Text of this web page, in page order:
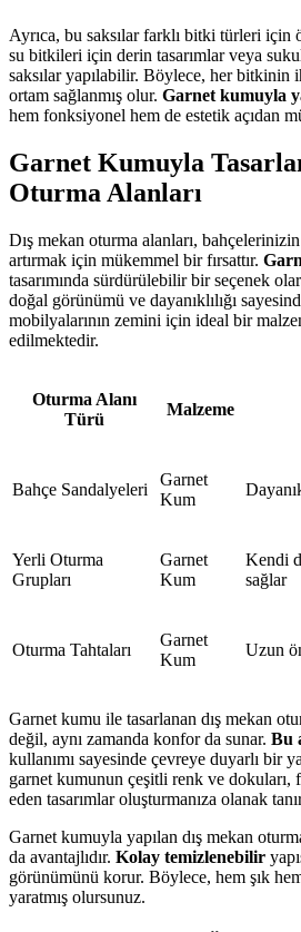
Ayrıca, bu saksılar farklı bitki türleri
su bitkileri için derin tasarımlar veya
saksılar yapılabilir. Böylece, her bitkinin
ortam sağlanmış olur. Garnet kumuyla
hem fonksiyonel hem de estetik açıdan
Garnet Kumuyla
Oturma Alanları
Dış mekan oturma alanları,
artırmak için mükemmel bir fırsattır.
tasarımında sürdürülebilir bir seçenek
doğal görünümü ve dayanıklılığı
mobilyalarının zemini için ideal bir
edilmektedir.
Oturma Alanı
Türü
Malzeme
Bahçe Sandalyeleri
Garnet
Kum
Yerli Oturma
Grupları
Garnet
Kum
Kendi
sağlar
Oturma Tahtaları
Garnet
Kum
Uzun
Garnet kumu ile tasarlanan dış mekan
değil, aynı zamanda konfor da sunar. Bu
kullanımı sayesinde çevreye duyarlı bir
garnet kumunun çeşitli renk ve dokuları,
eden tasarımlar oluşturmanıza olanak
Garnet kumuyla yapılan dış mekan
da avantajlıdır. Kolay temizlenebilir
görünümünü korur. Böylece, hem şık
yaratmış olursunuz.